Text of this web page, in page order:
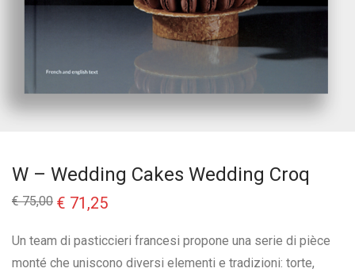
W – Wedding Cakes Wedding Croq
€75,00 Il
prezzo
era:
€ 75,00.
€ 71,25Il
è:
Un team di pasticcieri francesi propone una serie di pièce
monté che uniscono diversi elementi e tradizioni: torte,